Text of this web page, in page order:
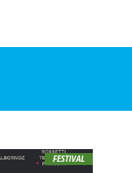
FESTIVAL